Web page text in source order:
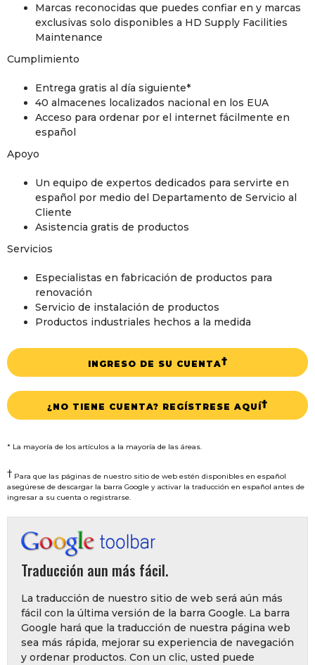
Marcas reconocidas que puedes confiar en y marcas
exclusivas solo disponibles a HD Supply Facilities
Maintenance
Cumplimiento
Entrega gratis al día siguiente*
40 almacenes localizados nacional en los EUA
Acceso para ordenar por el internet fácilmente en
español
Apoyo
Un equipo de expertos dedicados para servirte en
español por medio del Departamento de Servicio al
Cliente
Asistencia gratis de productos
Servicios
Especialistas en fabricación de productos para
renovación
Servicio de instalación de productos
Productos industriales hechos a la medida
INGRESO DE SU CUENTA†
¿NO TIENE CUENTA? REGÍSTRESE AQUÍ†
* La mayoría de los artículos a la mayoría de las áreas.
† Para que las páginas de nuestro sitio de web estén disponibles en español
asegúrese de descargar la barra Google y activar la traducción en español antes de
ingresar a su cuenta o registrarse.
Traducción aun más fácil.
La traducción de nuestro sitio de web será aún más
fácil con la última versión de la barra Google. La barra
Google hará que la traducción de nuestra página web
sea más rápida, mejorar su experiencia de navegación
y ordenar productos. Con un clic, usted puede